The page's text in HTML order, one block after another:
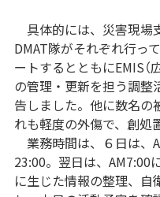
具体的には、災害現場
DMAT隊がそれぞれ行っ
ートするとともにEMIS（
の管理・更新を担う調整
告しました。他に数名の
れも軽度の外傷で、創処
業務時間は、６日は、
23:00。翌日は、AM7:00
に生じた情報の整理、自